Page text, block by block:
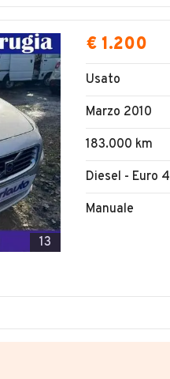
13
€ 1.200
Usato
Marzo 2010
183.000 km
Diesel - Euro 4
Manuale